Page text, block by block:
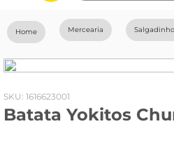
Mercearia
: 1616623001
Batata Yokitos
geladeira
fogao
café